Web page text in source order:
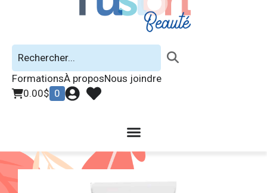
FormationsÀ proposNous joindre
0.00$ 0